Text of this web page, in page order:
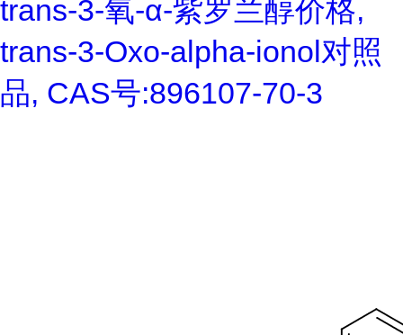
trans-3-氧-α-紫罗兰醇价格,
trans-3-Oxo-alpha-ionol对照
品, CAS号:896107-70-3